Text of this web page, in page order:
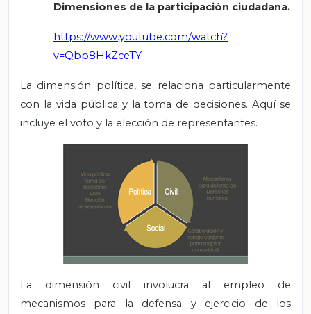
Dimensiones de la participación ciudadana.
https://www.youtube.com/watch?
v=Qbp8HkZceTY
La dimensión política, se relaciona particularmente
con la vida pública y la toma de decisiones. Aquí se
incluye el voto y la elección de representantes.
La dimensión civil involucra al empleo de
mecanismos para la defensa y ejercicio de los